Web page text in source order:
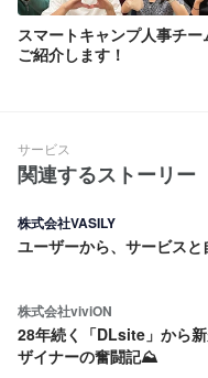
スマートキャンプ人事チー
ご紹介します！
サービス
関連するストーリー
株式会社VASILY
ユーザーから、サービス
株式会社viviON
28年続く「DLsite」から
ザイナーの奮闘記⛰️